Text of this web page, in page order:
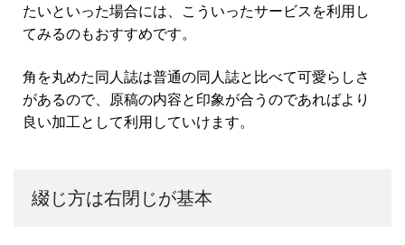
たいといった場合には、こういったサービスを利用し
てみるのもおすすめです。
角を丸めた同人誌は普通の同人誌と比べて可愛らしさ
があるので、原稿の内容と印象が合うのであればより
良い加工として利用していけます。
綴じ方は右閉じが基本